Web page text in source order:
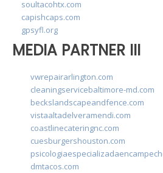
soultacohtx.com
capishcaps.com
gpsyfl.org
MEDIA PARTNER III
vwrepairarlington.com
cleaningservicebaltimore-md.com
beckslandscapeandfence.com
vistaaltadelveramendi.com
coastlinecateringnc.com
cuesburgershouston.com
dmtacos.com